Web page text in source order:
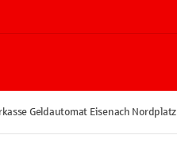
Geldautomat Eisenach Nordplatz